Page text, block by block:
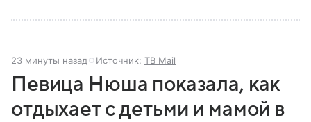
23 минуты назад Источник: ТВ Mail
Певица Нюша показала, как
отдыхает с детьми и мамой в